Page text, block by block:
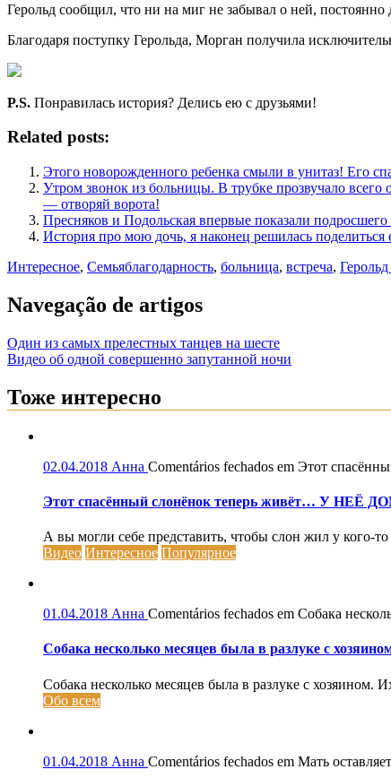
Герольд сообщил, что ни на миг не забывал о ней,
Благодаря поступку Герольда, Морган получила
P.S. Понравилась история? Делись ею с друзьями!
Related posts:
Этого новорожденного ребенка смыли в унитаз! Его
Утром звонок из больницы. В трубке прозвучало
— отворяй ворота!
Пресняков и Подольская впервые показали
История про мою дочь, я наконец решилась
Интересное, Семьяблагодарность, больница, встреча,
Navegação de artigos
Один из самых прелестных танцев на шесте
Видео об одной совершенно запутанной ночи
Тоже интересно
02.04.2018 Анна Comentários fechados em Этот
Этот спасённый слонёнок теперь живёт… У НЕЁ
А вы могли себе представить, чтобы слон жил у кого-
Видео Интересное Популярное
01.04.2018 Анна Comentários fechados em Собака
Собака несколько месяцев была в разлуке с
Собака несколько месяцев была в разлуке с хозяином.
Обо всем
01.04.2018 Анна Comentários fechados em Мать